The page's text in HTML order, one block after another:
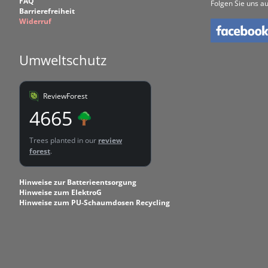
Barrierefreiheit
Widerruf
Umweltschutz
ReviewForest
4665
Trees planted in our review
forest.
Hinweise zur Batterieentsorgung
Hinweise zum ElektroG
Hinweise zum PU-Schaumdosen Recycling
Folgen Sie uns